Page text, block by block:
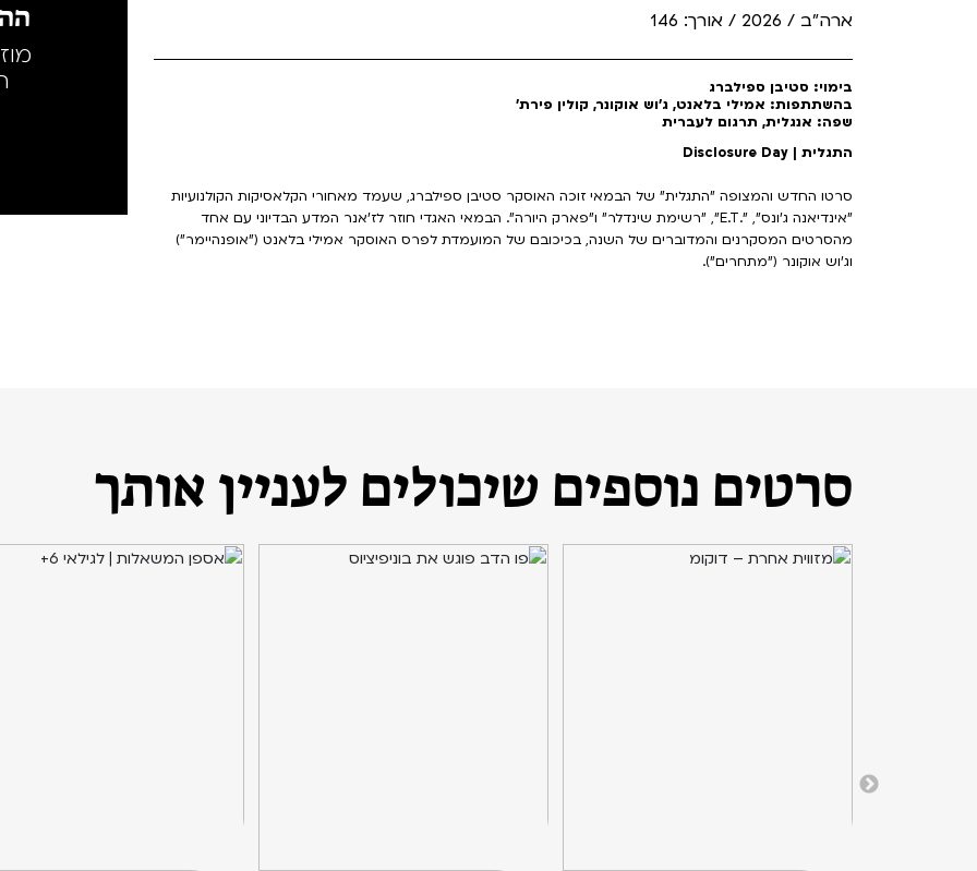
ארה"ב / 2026 / אורך: 146
בימוי: סטיבן ספילברג
בהשתתפות: אמילי בלאנט, ג'וש אוקונר, קולין פירת'
שפה: אנגלית, תרגום לעברית
התגלית | Disclosure Day
סרטו החדש והמצופה "התגלית" של הבמאי זוכה האוסקר סטיבן ספילברג, שעמד מאחורי הקלאסיקות הקולנועיות
"אינדיאנה ג'ונס", ".E.T", "רשימת שינדלר" ו"פארק היורה". הבמאי האגדי חוזר לז'אנר המדע הבדיוני עם אחד
מהסרטים המסקרנים והמדוברים של השנה, בכיכובם של המועמדת לפרס האוסקר אמילי בלאנט ("אופנהיימר")
וג'וש אוקונר ("מתחרים").
סרטים נוספים שיכולים לעניין אותך